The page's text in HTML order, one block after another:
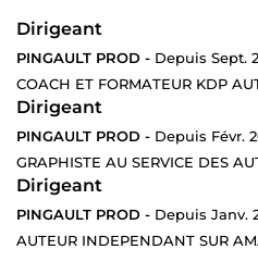
Dirigeant
PINGAULT PROD - Depuis Sept.
COACH ET FORMATEUR KDP
Dirigeant
PINGAULT PROD - Depuis Févr.
GRAPHISTE AU SERVICE DES
Dirigeant
PINGAULT PROD - Depuis Janv.
AUTEUR INDEPENDANT SUR